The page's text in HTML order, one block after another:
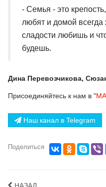
- Семья - это
любят и домой всегда
сладости любишь и
будешь.
Дина Перевозчикова,
Присоединяйтесь к нам в "
Наш канал в Telegram
Поделиться